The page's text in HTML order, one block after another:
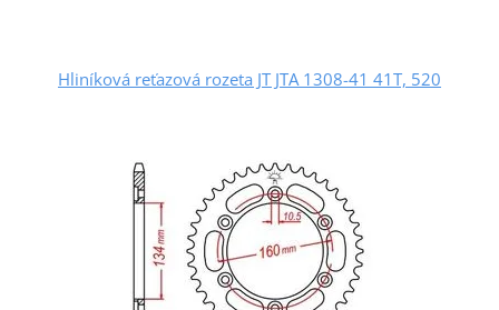
Hliníková reťazová rozeta JT JTA 1308-41 41T, 520